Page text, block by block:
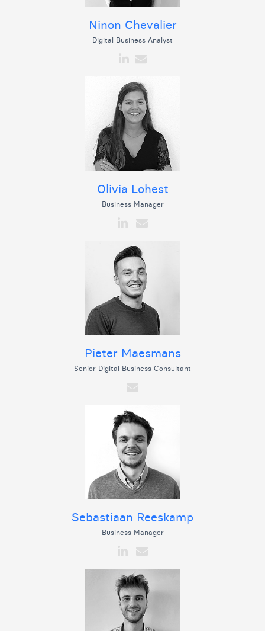
Ninon Chevalier
Digital Business Analyst
Olivia Lohest
Business Manager
Pieter Maesmans
Senior Digital Business Consultant
Sebastiaan Reeskamp
Business Manager